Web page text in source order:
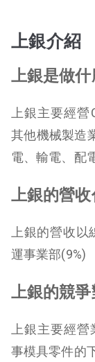
上銀介紹
上銀是做什
上銀主要經
其他機械製造
電、輸電、配
上銀的營
上銀的營收
運事業部(9%)
上銀的競
上銀主要經
事模具零件的